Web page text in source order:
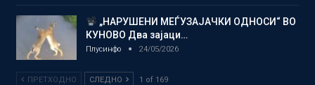
„НАРУШЕНИ МЕЃУЗАЈАЧКИ ОДНОСИ“ ВО
КУНОВО Два зајаци…
Плусинфо 24/05/2026
ПРЕТХОДНО СЛЕДНО 1 of 169